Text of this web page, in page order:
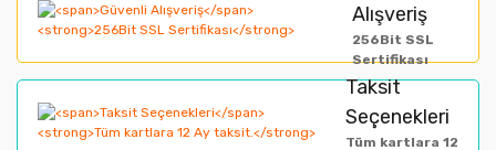
Ürün açıklamasında eksik bilgiler bulunuyor.
Bu ürüne benzer farklı alternatifler olmalı.
Alışveriş
256Bit SSL
Sertifikası
Taksit
Seçenekleri
Tüm kartlara 12